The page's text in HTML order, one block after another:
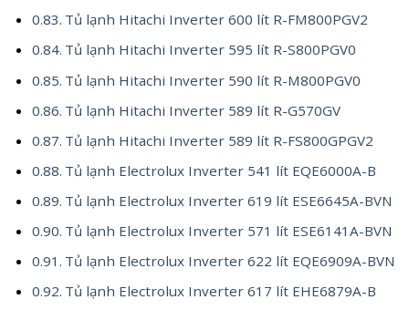
Tủ lạnh Hitachi Inverter 600 lít R-FM800PGV2
Tủ lạnh Hitachi Inverter 595 lít R-S800PGV0
Tủ lạnh Hitachi Inverter 590 lít R-M800PGV0
Tủ lạnh Hitachi Inverter 589 lít R-G570GV
Tủ lạnh Hitachi Inverter 589 lít R-FS800GPGV2
Tủ lạnh Electrolux Inverter 541 lít EQE6000A-B
Tủ lạnh Electrolux Inverter 619 lít ESE6645A-BVN
Tủ lạnh Electrolux Inverter 571 lít ESE6141A-BVN
Tủ lạnh Electrolux Inverter 622 lít EQE6909A-BVN
Tủ lạnh Electrolux Inverter 617 lít EHE6879A-B